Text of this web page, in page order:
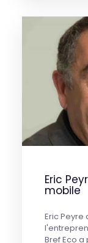
Eric
mobile
Eric Peyre
Bref Eco